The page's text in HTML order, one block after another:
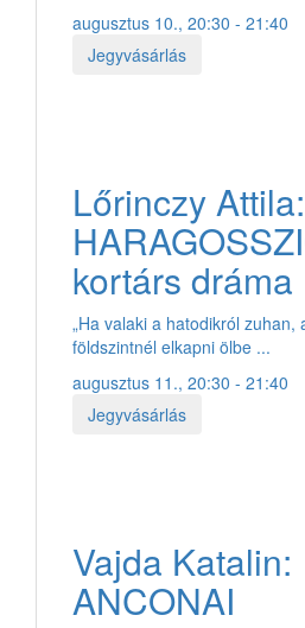
augusztus 10., 20:30 - 21:40
Jegyvásárlás
Lőrinczy Attila:
kortárs dráma
„Ha valaki a hatodikról zuhan,
földszintnél elkapni ölbe ...
augusztus 11., 20:30 - 21:40
Jegyvásárlás
Vajda Katalin:
ANCONAI